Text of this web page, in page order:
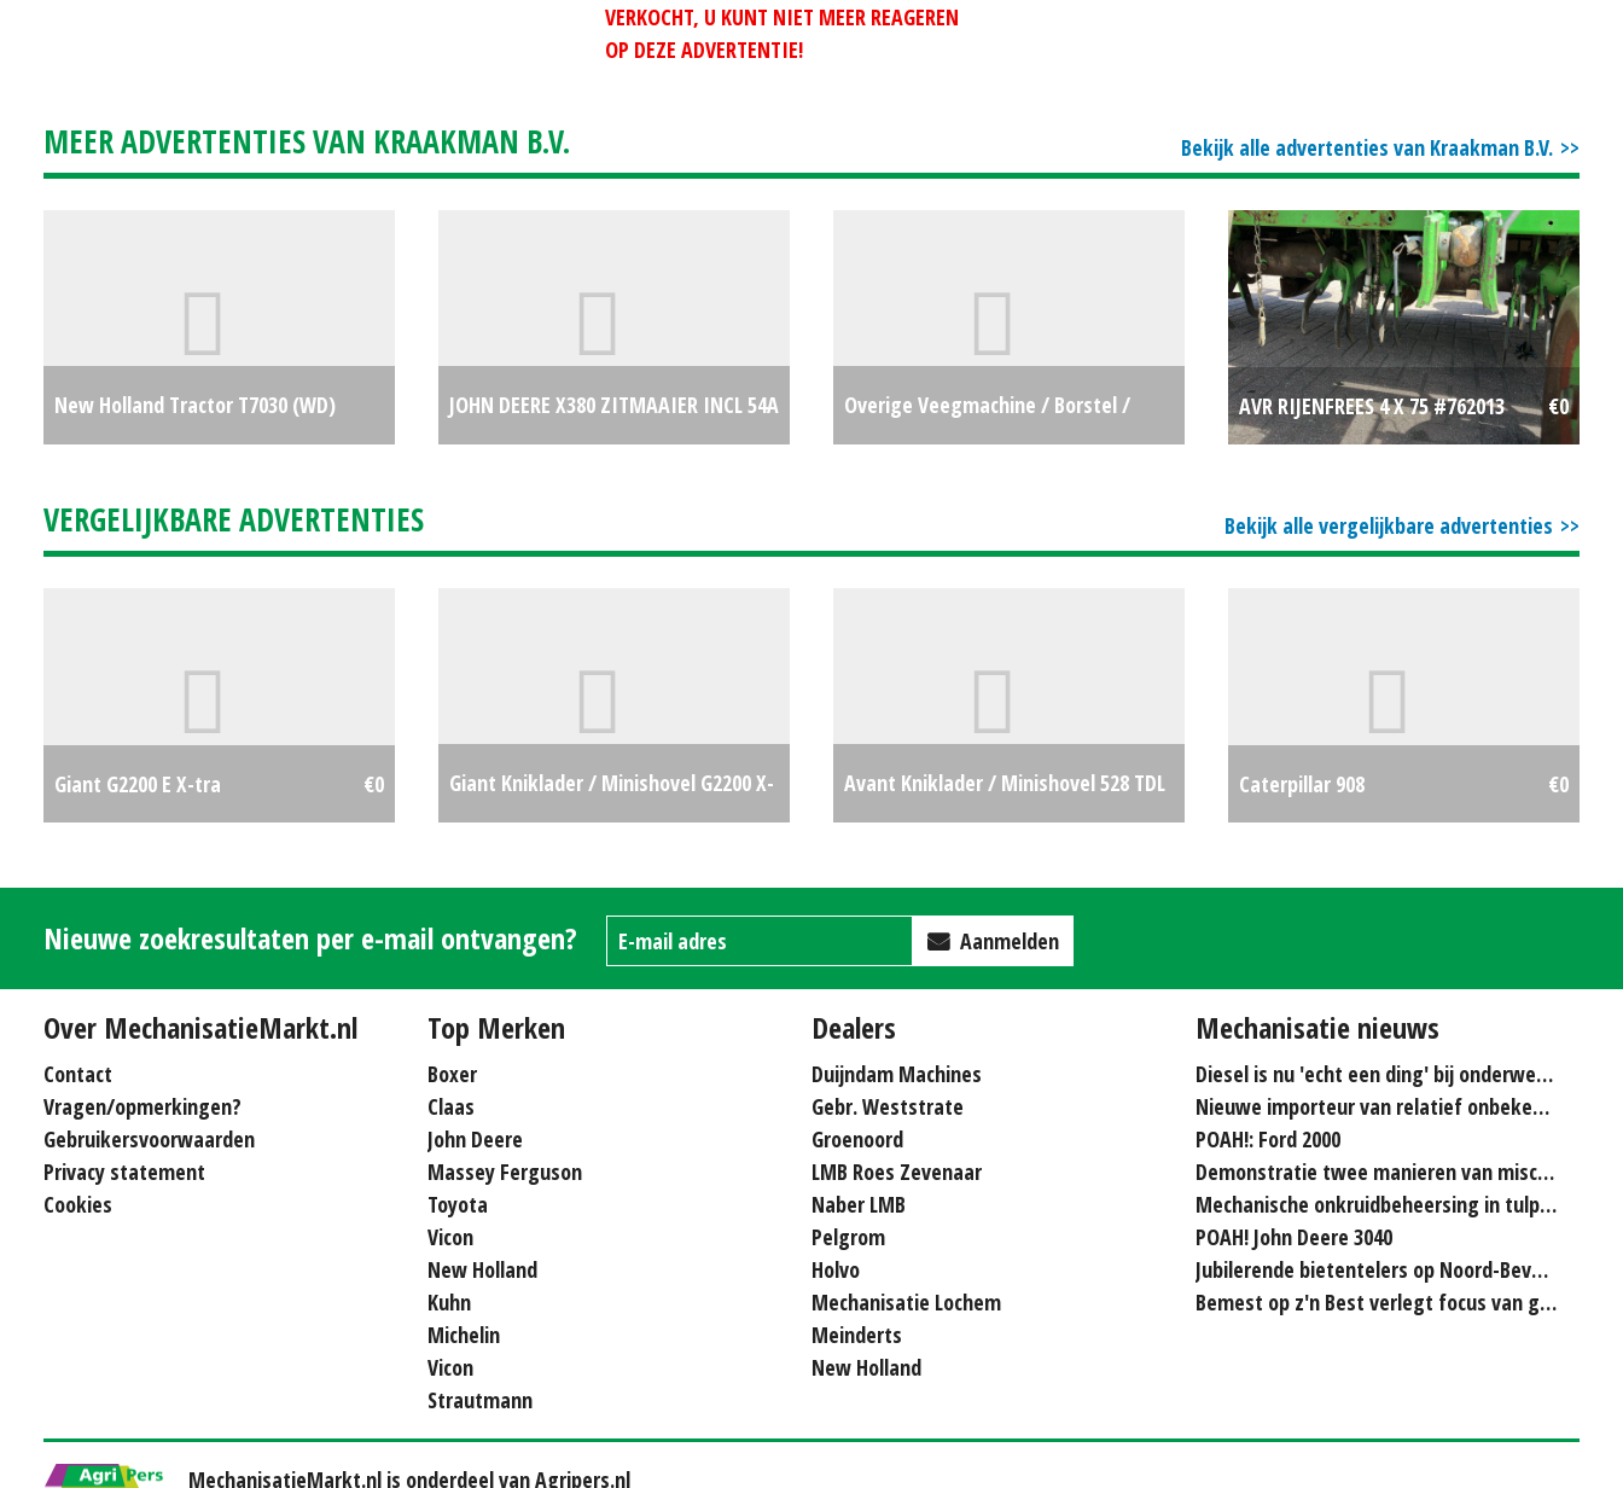
VERKOCHT, U KUNT NIET MEER REAGEREN
OP DEZE ADVERTENTIE!
Bekijk alle advertenties van Kraakman B.V.
MEER ADVERTENTIES VAN KRAAKMAN B.V.
New Holland Tractor T7030 (WD)
JOHN DEERE X380 ZITMAAIER INCL 54A
Overige Veegmachine / Borstel /
AVR RIJENFREES 4 X 75 #762013 €0
Bekijk alle vergelijkbare advertenties
VERGELIJKBARE ADVERTENTIES
Giant G2200 E X-tra €0
Giant Kniklader / Minishovel G2200 X-
Avant Kniklader / Minishovel 528 TDL
Caterpillar 908 €0
Nieuwe zoekresultaten per e-mail ontvangen? Aanmelden
Over MechanisatieMarkt.nl
Contact
Vragen/opmerkingen?
Gebruikersvoorwaarden
Privacy statement
Cookies
Top Merken
Boxer
Claas
John Deere
Massey Ferguson
Toyota
Vicon
New Holland
Kuhn
Michelin
Vicon
Strautmann
Dealers
Duijndam Machines
Gebr. Weststrate
Groenoord
LMB Roes Zevenaar
Naber LMB
Pelgrom
Holvo
Mechanisatie Lochem
Meinderts
New Holland
Mechanisatie nieuws
Diesel is nu 'echt een ding' bij onderwerken
Nieuwe importeur van relatief onbekende merken...
POAH!: Ford 2000
Demonstratie twee manieren van miscanthus hakselen
Mechanische onkruidbeheersing in tulpenteelt steeds...
POAH! John Deere 3040
Jubilerende bietentelers op Noord-Beveland rijden elkaar...
Bemest op z'n Best verlegt focus van grasland naar bouwland
MechanisatieMarkt.nl is onderdeel van Agripers.nl